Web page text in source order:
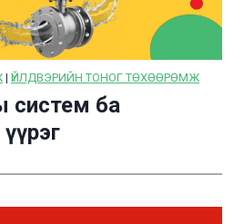
| ҮЙЛДВЭРИЙН ТОНОГ ТӨХӨӨРӨМЖ
систем ба